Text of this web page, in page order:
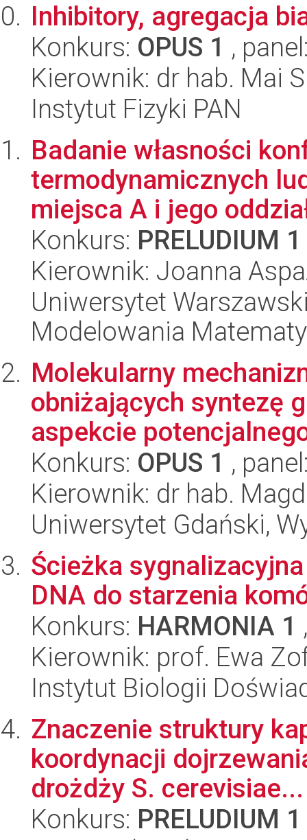
Inhibitory, agregacja
Konkurs: OPUS 1 ,
Kierownik: dr hab. Mai
Instytut Fizyki PAN
Badanie własności
termodynamicznych
miejsca A i jego
Konkurs: PRELUDIUM 1
Kierownik: Joanna
Uniwersytet
Modelowania
Molekularny
obniżających syntezę
aspekcie
Konkurs: OPUS 1 ,
Kierownik: dr hab.
Uniwersytet Gdański,
Ścieżka
DNA do starzenia
Konkurs: HARMONIA 1
Kierownik: prof. Ewa
Instytut Biologii
Znaczenie struktury
koordynacji
drożdży S. cerevisiae...
Konkurs: PRELUDIUM 1